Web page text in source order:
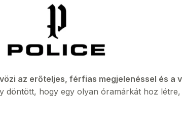
az erőteljes, férfias megjelenéssel és a
döntött, hogy egy olyan óramárkát hoz